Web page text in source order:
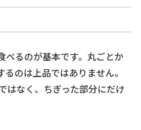
べるのが基本です。丸ごとか
のは上品ではありません。
はなく、ちぎった部分にだけ